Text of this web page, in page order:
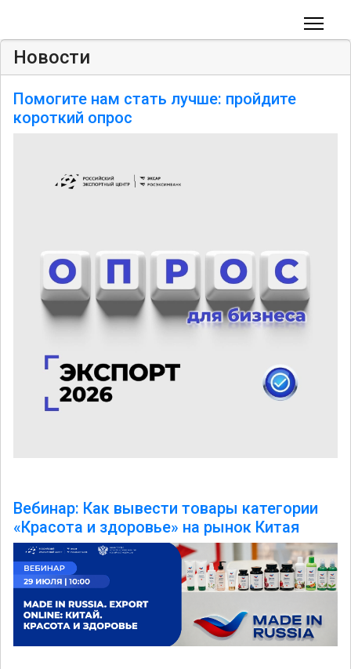
Новости
Помогите нам стать лучше: пройдите
короткий опрос
Вебинар: Как вывести товары категории
«Красота и здоровье» на рынок Китая